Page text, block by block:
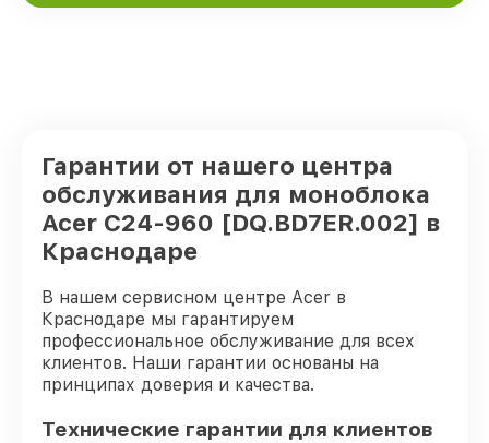
Гарантии от нашего центра
обслуживания для моноблока
Acer C24-960 [DQ.BD7ER.002] в
Краснодаре
В нашем сервисном центре Acer в
Краснодаре мы гарантируем
профессиональное обслуживание для всех
клиентов. Наши гарантии основаны на
принципах доверия и качества.
Технические гарантии для клиентов